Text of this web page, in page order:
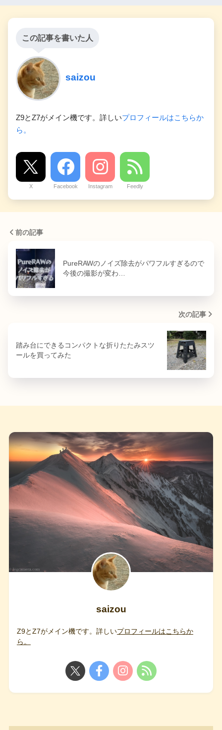
この記事を書いた人
saizou
Z9とZ7がメイン機です。詳しいプロフィールはこちらか
ら。
X Facebook Instagram Feedly
前の記事
PureRAWのノイズ除去がパワフルすぎるので
今後の撮影が変わ…
次の記事
踏み台にできるコンパクトな折りたたみスツ
ールを買ってみた
saizou
Z9とZ7がメイン機です。詳しいプロフィールはこちらか
ら。